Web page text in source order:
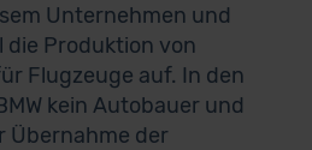
Unternehmen und
die Produktion von
Flugzeuge auf. In den
kein Autobauer und
Übernahme der